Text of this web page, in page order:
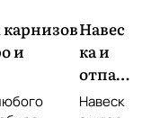
и
Навес
ка и
отпар
ивани
Навеск